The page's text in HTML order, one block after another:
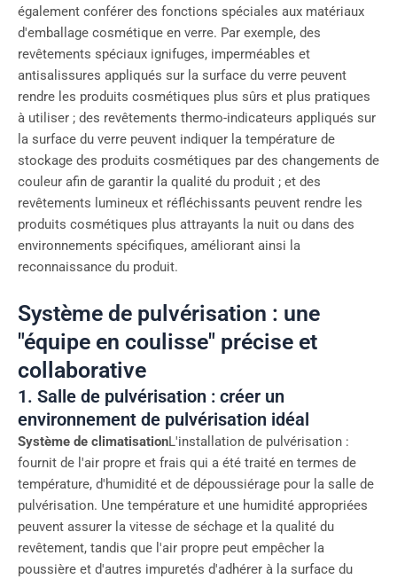
également conférer des fonctions spéciales aux matériaux
d'emballage cosmétique en verre. Par exemple, des
revêtements spéciaux ignifuges, imperméables et
antisalissures appliqués sur la surface du verre peuvent
rendre les produits cosmétiques plus sûrs et plus pratiques
à utiliser ; des revêtements thermo-indicateurs appliqués sur
la surface du verre peuvent indiquer la température de
stockage des produits cosmétiques par des changements de
couleur afin de garantir la qualité du produit ; et des
revêtements lumineux et réfléchissants peuvent rendre les
produits cosmétiques plus attrayants la nuit ou dans des
environnements spécifiques, améliorant ainsi la
reconnaissance du produit.
Système de pulvérisation : une
"équipe en coulisse" précise et
collaborative
1. Salle de pulvérisation : créer un
environnement de pulvérisation idéal
Système de climatisationL'installation de pulvérisation :
fournit de l'air propre et frais qui a été traité en termes de
température, d'humidité et de dépoussiérage pour la salle de
pulvérisation. Une température et une humidité appropriées
peuvent assurer la vitesse de séchage et la qualité du
revêtement, tandis que l'air propre peut empêcher la
poussière et d'autres impuretés d'adhérer à la surface du